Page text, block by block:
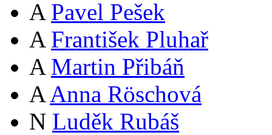
A Pavel Pešek
A František Pluhař
A Martin Přibáň
A Anna Röschová
N Luděk Rubáš